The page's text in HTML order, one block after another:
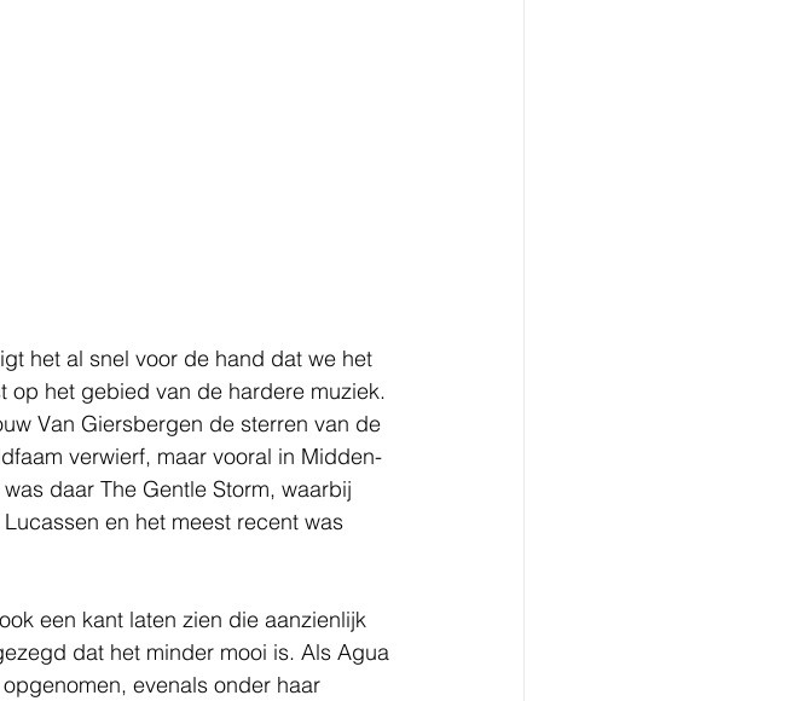
het al snel voor de hand dat we het
op het gebied van de hardere muziek.
Van Giersbergen de sterren van de
verwierf, maar vooral in Midden-
daar The Gentle Storm, waarbij
en het meest recent was
een kant laten zien die aanzienlijk
dat het minder mooi is. Als Agua
evenals onder haar